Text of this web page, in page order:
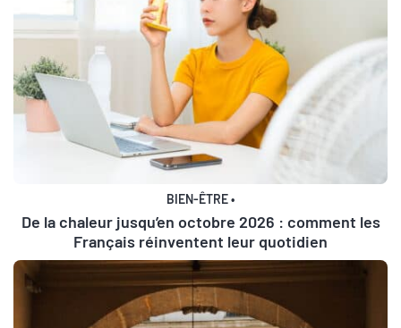
BIEN-ÊTRE•
De la chaleur jusqu’en octobre 2026 : comment les
Français réinventent leur quotidien